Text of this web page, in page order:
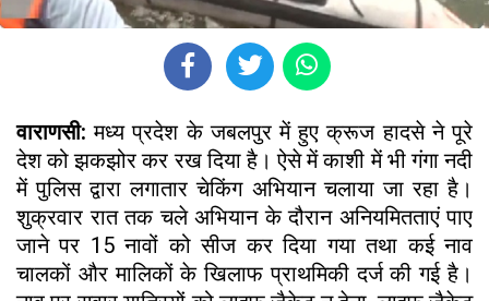
वाराणसी:मध्य प्रदेश के जबलपुर में हुए क्रूज हादसे ने पूरे
देश को झकझोर कर रख दिया है। ऐसे में काशी में भी गंगा नदी
में पुलिस द्वारा लगातार चेकिंग अभियान चलाया जा रहा है।
शुक्रवार रात तक चले अभियान के दौरान अनियमितताएं पाए
जाने पर 15 नावों को सीज कर दिया गया तथा कई नाव
चालकों और मालिकों के खिलाफ प्राथमिकी दर्ज की गई है।